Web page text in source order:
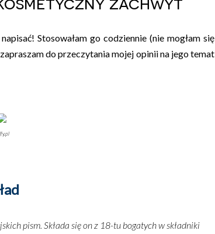
Stosowałam go codziennie (nie mogłam się
do przeczytania mojej opinii na jego temat
pism. Składa się on z 18-tu bogatych w składniki